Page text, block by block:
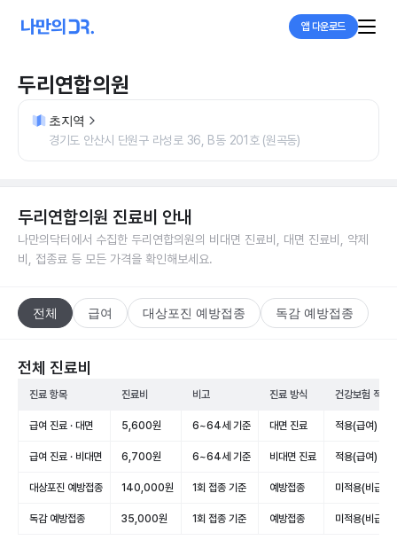
앱 다운로드
두리연합의원
초지역
경기도 안산시 단원구 라성로 36, B동 201호 (원곡동)
두리연합의원 진료비 안내
나만의닥터에서 수집한 두리연합의원의 비대면 진료비, 대면 진료비, 약제
비, 접종료 등 모든 가격을 확인해보세요.
전체 급여 대상포진 예방접종 독감 예방접종
전체 진료비
진료 항목 진료비 비고 진료 방식 건강보험 적용
급여 진료 · 대면 5,600원 6~64세 기준 대면 진료 적용(급여)
급여 진료 · 비대면 6,700원 6~64세 기준 비대면 진료 적용(급여)
대상포진 예방접종 140,000원 1회 접종 기준 예방접종 미적용(비급여)
독감 예방접종 35,000원 1회 접종 기준 예방접종 미적용(비급여)